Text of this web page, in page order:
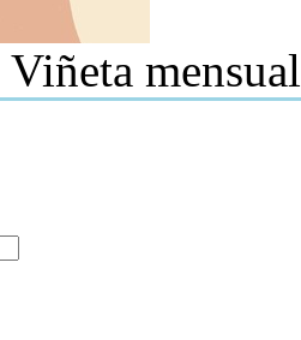
Viñeta mensual